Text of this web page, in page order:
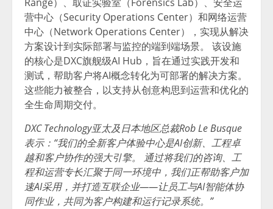
营中心（Security Operations Center）和网络运营
中心（Network Operations Center），实现从解决
方案设计到实际部署与监控的端到端场景。 该设施
的核心是DXC旗舰级AI Hub，旨在通过实践开发和
测试，帮助客户将AI概念转化为可部署的解决方案。
这些能力被整合，以支持从创意构思到运营和优化的
全生命周期交付。
DXC Technology亚太及日本地区总裁Rob Le Busque
表示：“我们的全新客户体验中心是AI创新、工程卓
越和客户协作的强大引擎。 通过将我们的咨询、工
程和运营专长汇聚于同一环境中，我们正帮助客户加
速AI采用，并打造互联企业——让员工与AI智能体协
同作业，共同为客户构建和运行记录系统。”